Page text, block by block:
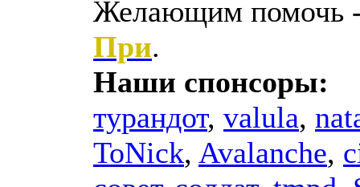
Желающим помочь -
При.
Наши спонсоры:
турандот, valula,
ToNick, Avalanche,